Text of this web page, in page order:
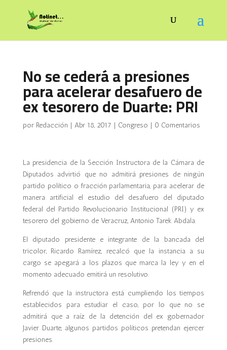
No se cederá a presiones
para acelerar desafuero de
ex tesorero de Duarte: PRI
por Redacción | Abr 18, 2017 | Congreso | 0 Comentarios
La presidencia de la Sección Instructora de la Cámara de
Diputados advirtió que no admitirá presiones de ningún
partido político o fracción parlamentaria, para acelerar de
manera artificial el estudio del desafuero del diputado
federal del Partido Revolucionario Institucional (PRI) y ex
tesorero del gobierno de Veracruz, Antonio Tarek Abdala.
El diputado presidente e integrante de la bancada del
tricolor, Ricardo Ramírez, recalcó que la instancia a su
cargo se apegará a los plazos que marca la ley y en el
momento adecuado emitirá un resolutivo.
Refrendó que la instructora está cumpliendo los tiempos
establecidos para estudiar el caso, por lo que no se
admitirá que a raíz de la detención del ex gobernador
Javier Duarte, algunos partidos políticos pretendan ejercer
presiones.